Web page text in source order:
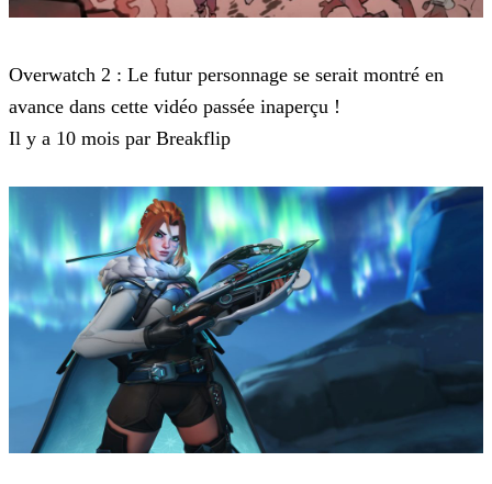
Overwatch 2 : Le futur personnage se serait montré en
avance dans cette vidéo passée inaperçu !
Il y a 10 mois par Breakflip